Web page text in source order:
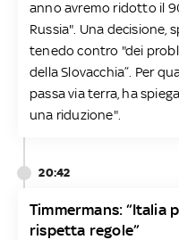
anno avremo ridotto il
Russia". Una decisione,
tenedo contro "dei
della Slovacchia”. Per
passa via terra, ha
una riduzione".
20:42
Timmermans: “Italia
rispetta regole”